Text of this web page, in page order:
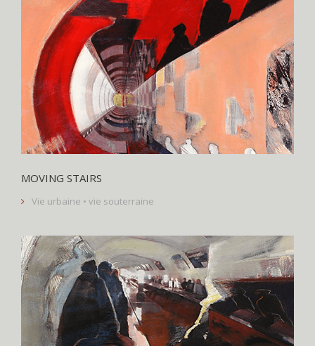
MOVING STAIRS
Vie urbaine • vie souterraine